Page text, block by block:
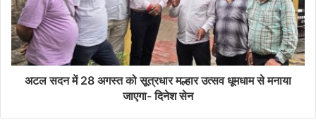
अटल सदन में 28 अगस्त को सूत्रधार मल्हार उत्सव धूमधाम से मनाया
जाएगा- दिनेश सेन